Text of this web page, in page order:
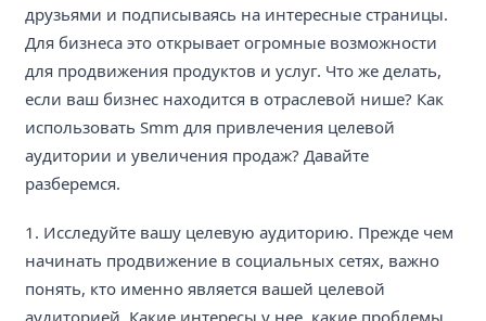
друзьями и подписываясь на интересные страницы.
Для бизнеса это открывает огромные возможности
для продвижения продуктов и услуг. Что же делать,
если ваш бизнес находится в отраслевой нише? Как
использовать Smm для привлечения целевой
аудитории и увеличения продаж? Давайте
разберемся.
1. Исследуйте вашу целевую аудиторию. Прежде чем
начинать продвижение в социальных сетях, важно
понять, кто именно является вашей целевой
аудиторией. Какие интересы у нее, какие проблемы